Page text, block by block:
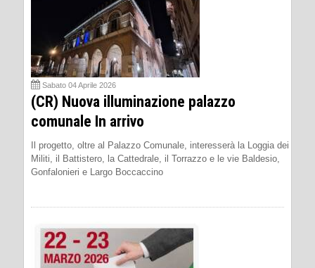
Sabato 04 Aprile 2026
(CR) Nuova illuminazione palazzo
comunale In arrivo
Il progetto, oltre al Palazzo Comunale, interesserà la Loggia dei
Militi, il Battistero, la Cattedrale, il Torrazzo e le vie Baldesio,
Gonfalonieri e Largo Boccaccino